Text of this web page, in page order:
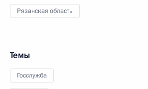
Рязанская область
Темы
Госслужба